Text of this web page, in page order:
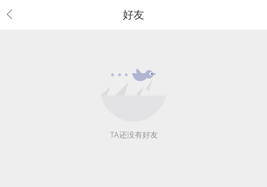
好友
TA还没有好友